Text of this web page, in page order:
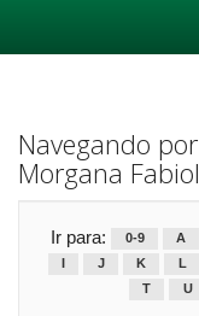
Navegando
Morgana
Ir para: 0-9 A
J K L
T
U